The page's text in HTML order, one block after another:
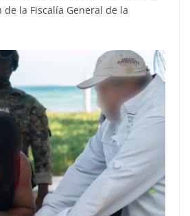
la Fiscalía General de la